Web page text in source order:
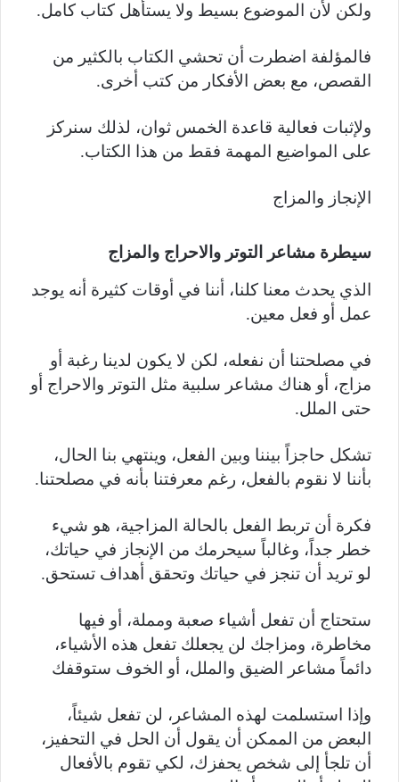
ولكن لأن الموضوع بسيط ولا يستأهل كتاب كامل.
فالمؤلفة اضطرت أن تحشي الكتاب بالكثير من
القصص، مع بعض الأفكار من كتب أخرى.
ولإثبات فعالية قاعدة الخمس ثوان، لذلك سنركز
على المواضيع المهمة فقط من هذا الكتاب.
الإنجاز والمزاج
سيطرة مشاعر التوتر والاحراج والمزاج
الذي يحدث معنا كلنا، أننا في أوقات كثيرة أنه يوجد
عمل أو فعل معين.
في مصلحتنا أن نفعله، لكن لا يكون لدينا رغبة أو
مزاج، أو هناك مشاعر سلبية مثل التوتر والاحراج أو
حتى الملل.
تشكل حاجزاً بيننا وبين الفعل، وينتهي بنا الحال،
بأننا لا نقوم بالفعل، رغم معرفتنا بأنه في مصلحتنا.
فكرة أن تربط الفعل بالحالة المزاجية، هو شيء
خطر جداً، وغالباً سيحرمك من الإنجاز في حياتك،
لو تريد أن تنجز في حياتك وتحقق أهداف تستحق.
ستحتاج أن تفعل أشياء صعبة ومملة، أو فيها
مخاطرة، ومزاجك لن يجعلك تفعل هذه الأشياء،
دائماً مشاعر الضيق والملل، أو الخوف ستوقفك
وإذا استسلمت لهذه المشاعر، لن تفعل شيئاً،
البعض من الممكن أن يقول أن الحل في التحفيز،
أن تلجأ إلى شخص يحفزك، لكي تقوم بالأفعال